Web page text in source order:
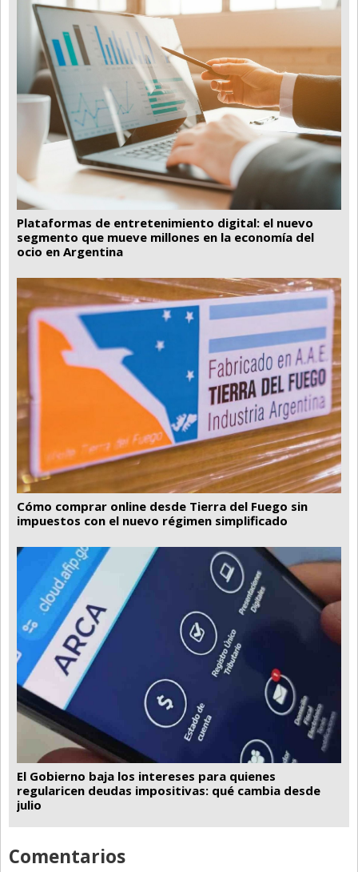
Plataformas de entretenimiento digital: el nuevo
segmento que mueve millones en la economía del
ocio en Argentina
Cómo comprar online desde Tierra del Fuego sin
impuestos con el nuevo régimen simplificado
El Gobierno baja los intereses para quienes
regularicen deudas impositivas: qué cambia desde
julio
Comentarios